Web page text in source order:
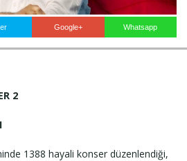
Google+ Whatsapp
2
1388 hayali konser düzenlendiği,